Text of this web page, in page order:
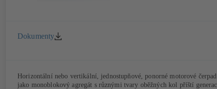
Dokumenty
Horizontální nebo vertikální, jednostupňové, ponorné motorové
jako monoblokový agregát s různými tvary oběžných kol příští